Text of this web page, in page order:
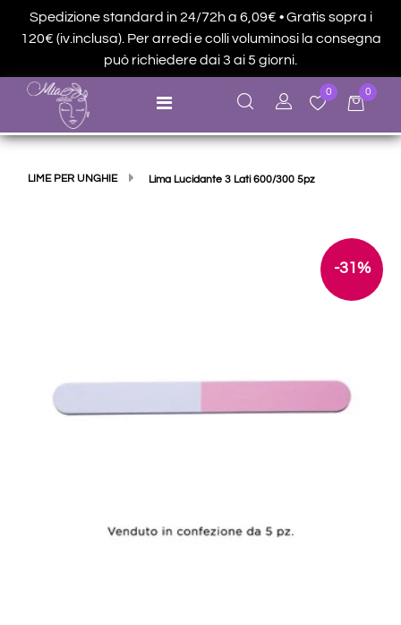
Spedizione standard in 24/72h a 6,09€ • Gratis sopra i
120€ (iv.inclusa). Per arredi e colli voluminosi la consegna
può richiedere dai 3 ai 5 giorni.
Open menu
0 0
LIME PER UNGHIE Lima Lucidante 3 Lati 600/300 5pz
-31%